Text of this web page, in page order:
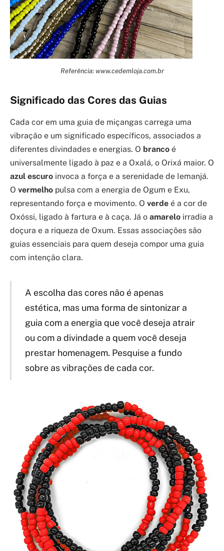
Referência: www.cedemloja.com.br
Significado das Cores das Guias
Cada cor em uma guia de miçangas carrega uma
vibração e um significado específicos, associados a
diferentes divindades e energias. O branco é
universalmente ligado à paz e a Oxalá, o Orixá maior. O
azul escuro invoca a força e a serenidade de Iemanjá.
O vermelho pulsa com a energia de Ogum e Exu,
representando força e movimento. O verde é a cor de
Oxóssi, ligado à fartura e à caça. Já o amarelo irradia a
doçura e a riqueza de Oxum. Essas associações são
guias essenciais para quem deseja compor uma guia
com intenção clara.
A escolha das cores não é apenas
estética, mas uma forma de sintonizar a
guia com a energia que você deseja atrair
ou com a divindade a quem você deseja
prestar homenagem. Pesquise a fundo
sobre as vibrações de cada cor.